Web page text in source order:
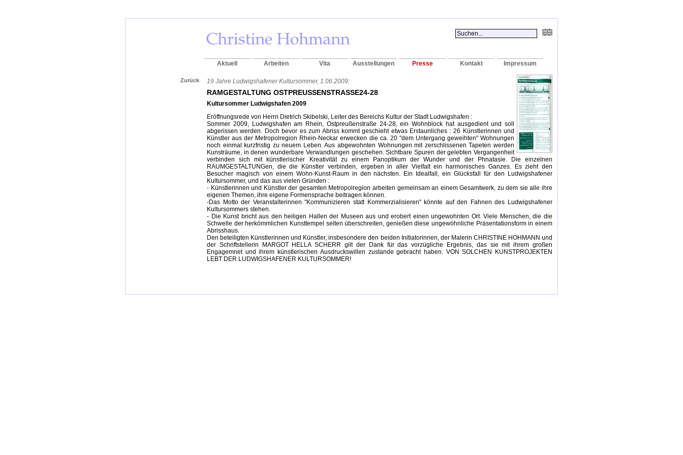
Aktuell Arbeiten Vita Ausstellungen Presse Kontakt Impressum
Zurück 19 Jahre Ludwigshafener Kultursommer, 1.06.2009:
RAMGESTALTUNG OSTPREUSSENSTRASSE24-28
Kultursommer Ludwigshafen 2009
Eröffnungsrede von Herrn Dietrich Skibelski, Leiter des Bereichs Kultur der Stadt Ludwigshafen :
Sommer 2009, Ludwigshafen am Rhein, Ostpreußenstraße 24-28, ein Wohnblock hat ausgedient und soll
abgerissen werden. Doch bevor es zum Abriss kommt geschieht etwas Erstaunliches : 26 Künstlerinnen und
Künstler aus der Metropolregion Rhein-Neckar erwecken die ca. 20 "dem Untergang geweihten" Wohnungen
noch einmal kurzfristig zu neuem Leben. Aus abgewohnten Wohnungen mit zerschlissenen Tapeten werden
Kunsträume, in denen wunderbare Verwandlungen geschehen. Sichtbare Spuren der gelebten Vergangenheit
verbinden sich mit künstlerischer Kreativität zu einem Panoptikum der Wunder und der Phnatasie. Die einzelnen
RAUMGESTALTUNGen, die die Künstler verbinden, ergeben in aller Vielfalt ein harmonisches Ganzes. Es zieht den
Besucher magisch von einem Wohn-Kunst-Raum in den nächsten. Ein Idealfall, ein Glücksfall für den Ludwigshafener
Kultursommer, und das aus vielen Gründen :
- Künstlerinnen und Künstler der gesamten Metropolregion arbeiten gemeinsam an einem Gesamtwerk, zu dem sie alle ihre
eigenen Themen, ihre eigene Formensprache beitragen können.
-Das Motto der Veranstalterinnen "Kommunizieren statt Kommerzialisieren" könnte auf den Fahnen des Ludwigshafener
Kultursommers stehen.
- Die Kunst bricht aus den heiligen Hallen der Museen aus und erobert einen ungewohnten Ort. Viele Menschen, die die
Schwelle der herkömmlichen Kunsttempel selten überschreiten, genießen diese ungewöhnliche Präsentationsform in einem
Abrisshaus.
Den beteiligten Künstlerinnen und Künstler, insbesondere den beiden Initiatorinnen, der Malerin CHRISTINE HOHMANN und
der Schriftstellerin MARGOT HELLA SCHERR gilt der Dank für das vorzügliche Ergebnis, das sie mit ihrem großen
Engagemnet und ihrem künstlerischen Ausdruckswillen zustande gebracht haben. VON SOLCHEN KUNSTPROJEKTEN
LEBT DER LUDWIGSHAFENER KULTURSOMMER!